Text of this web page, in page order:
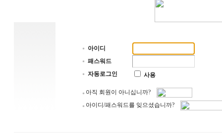
아이디
패스워드
자동로그인
사용
아직 회원이 아니십니까?
아이디/패스워드를 잊으셨습니까?